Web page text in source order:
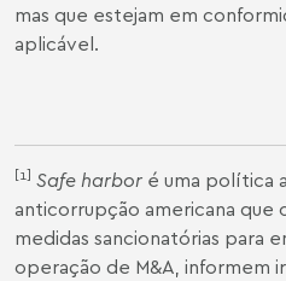
mas que estejam em
aplicável.
[1] Safe harbor é uma política
anticorrupção americana que
medidas sancionatórias para
operação de M&A, informem